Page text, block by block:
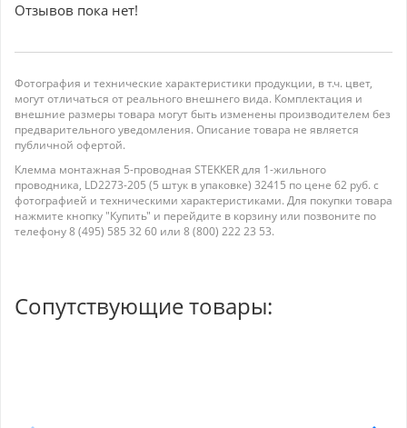
Отзывов пока нет!
Фотография и технические характеристики продукции, в т.ч. цвет,
могут отличаться от реального внешнего вида. Комплектация и
внешние размеры товара могут быть изменены производителем без
предварительного уведомления. Описание товара не является
публичной офертой.
Клемма монтажная 5-проводная STEKKER для 1-жильного
проводника, LD2273-205 (5 штук в упаковке) 32415 по цене 62 руб. с
фотографией и техническими характеристиками. Для покупки товара
нажмите кнопку "Купить" и перейдите в корзину или позвоните по
телефону 8 (495) 585 32 60 или 8 (800) 222 23 53.
Сопутствующие товары: